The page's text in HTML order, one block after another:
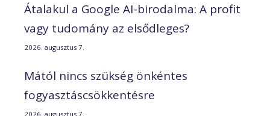
Átalakul a Google AI-birodalma: A profit
vagy tudomány az elsődleges?
2026. augusztus 7.
Mától nincs szükség önkéntes
fogyasztáscsökkentésre
2026. augusztus 7.